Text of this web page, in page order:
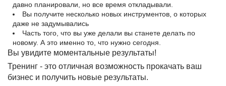
давно планировали, но все время откладывали.
Вы получите несколько новых инструментов, о которых
даже не задумывались
Часть того, что вы уже делали вы станете делать по
новому. А это именно то, что нужно сегодня.
Вы увидите моментальные результаты!
Тренинг - это отличная возможность прокачать ваш
бизнес и получить новые результаты.